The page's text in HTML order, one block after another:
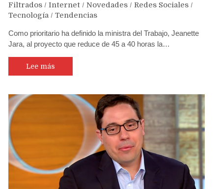
Filtrados / Internet / Novedades / Redes Sociales /
Tecnología / Tendencias
Como prioritario ha definido la ministra del Trabajo, Jeanette
Jara, al proyecto que reduce de 45 a 40 horas la…
Lee más